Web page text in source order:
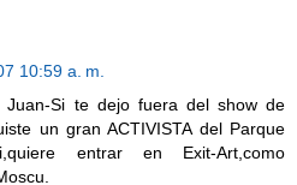
10:59 a. m.
Juan-Si te dejo fuera del show de
un gran ACTIVISTA del Parque
entrar en Exit-Art,como